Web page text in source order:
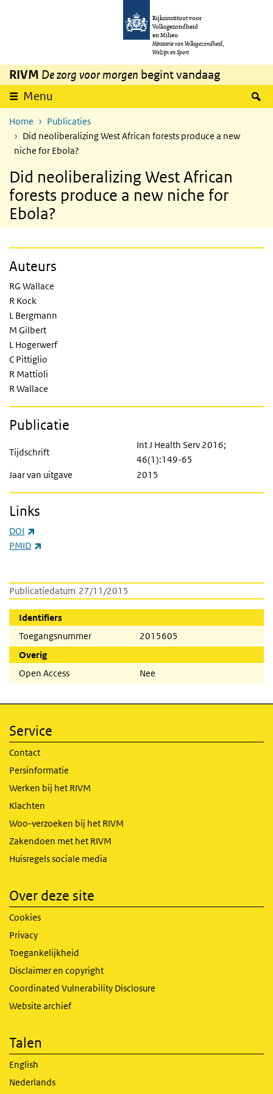
Overslaan en naar de inhoud gaan
Rijksinstituut voor
Volksgezondheid
en Milieu
Ministerie van Volksgezondheid,
Welzijn en Sport
RIVM De zorg voor morgen begint vandaag
Menu
Home
Publicaties
Did neoliberalizing West African forests produce a new
niche for Ebola?
Did neoliberalizing West African
forests produce a new niche for
Ebola?
Publicatiedatum 27/11/2015
Identifiers
Toegangsnummer
2015605
Overig
Open Access
Nee
Auteurs
RG Wallace
R Kock
L Bergmann
M Gilbert
L Hogerwerf
C Pittiglio
R Mattioli
R Wallace
Publicatie
Tijdschrift
Int J Health Serv 2016;
46(1):149-65
Jaar van uitgave
2015
Links
DOI
PMID
Service
Contact
Persinformatie
Werken bij het RIVM
Klachten
Woo-verzoeken bij het RIVM
Zakendoen met het RIVM
Huisregels sociale media
Over deze site
Cookies
Privacy
Toegankelijkheid
Disclaimer en copyright
Coordinated Vulnerability Disclosure
Website archief
Talen
English
Nederlands